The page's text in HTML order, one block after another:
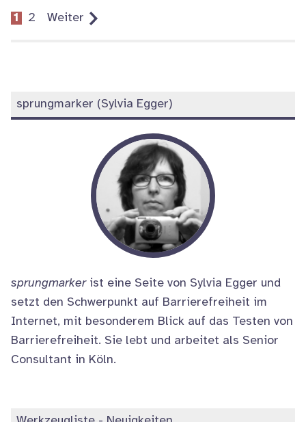
man
Seite
1 Seite
2 Weiter
Weitere
Informationen
sprungmarker (Sylvia Egger)
sprungmarkerist eine Seite von Sylvia Egger und
setzt den Schwerpunkt auf Barrierefreiheit im
Internet, mit besonderem Blick auf das Testen von
Barrierefreiheit. Sie lebt und arbeitet als Senior
Consultant in Köln.